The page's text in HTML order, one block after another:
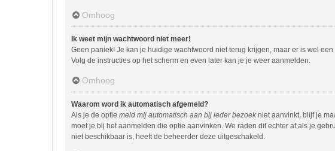
Omhoog
Ik weet mijn wachtwoord niet meer!
Geen paniek! Je kan je huidige wachtwoord niet terug krijgen, maar er is wel
Volg de instructies op het scherm en even later kan je je weer aanmelden.
Omhoog
Waarom word ik automatisch afgemeld?
Als je de optie meld mij automatisch aan bij ieder bezoek niet aanvinkt, blijf je
moet je bij het aanmelden die optie aanvinken. We raden dit echter af als je
niet beschikbaar is, heeft de beheerder deze uitgeschakeld.